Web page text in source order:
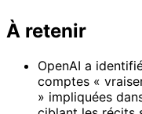
À retenir
OpenAI a
comptes «
» impliquées